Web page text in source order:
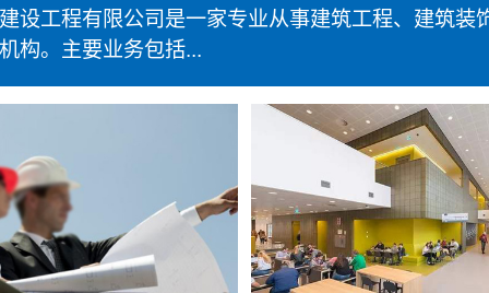
设工程有限公司是一家专业从事建筑工程、建筑装
构。主要业务包括...